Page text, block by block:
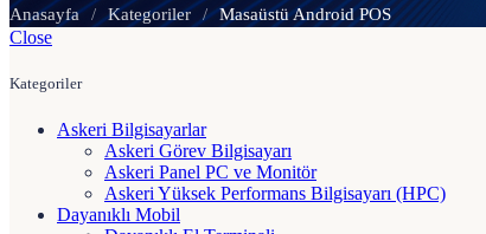
Anasayfa / Kategoriler / Masaüstü Android POS
Close
Kategoriler
Askeri Bilgisayarlar
Askeri Görev Bilgisayarı
Askeri Panel PC ve Monitör
Askeri Yüksek Performans Bilgisayarı (HPC)
Dayanıklı Mobil